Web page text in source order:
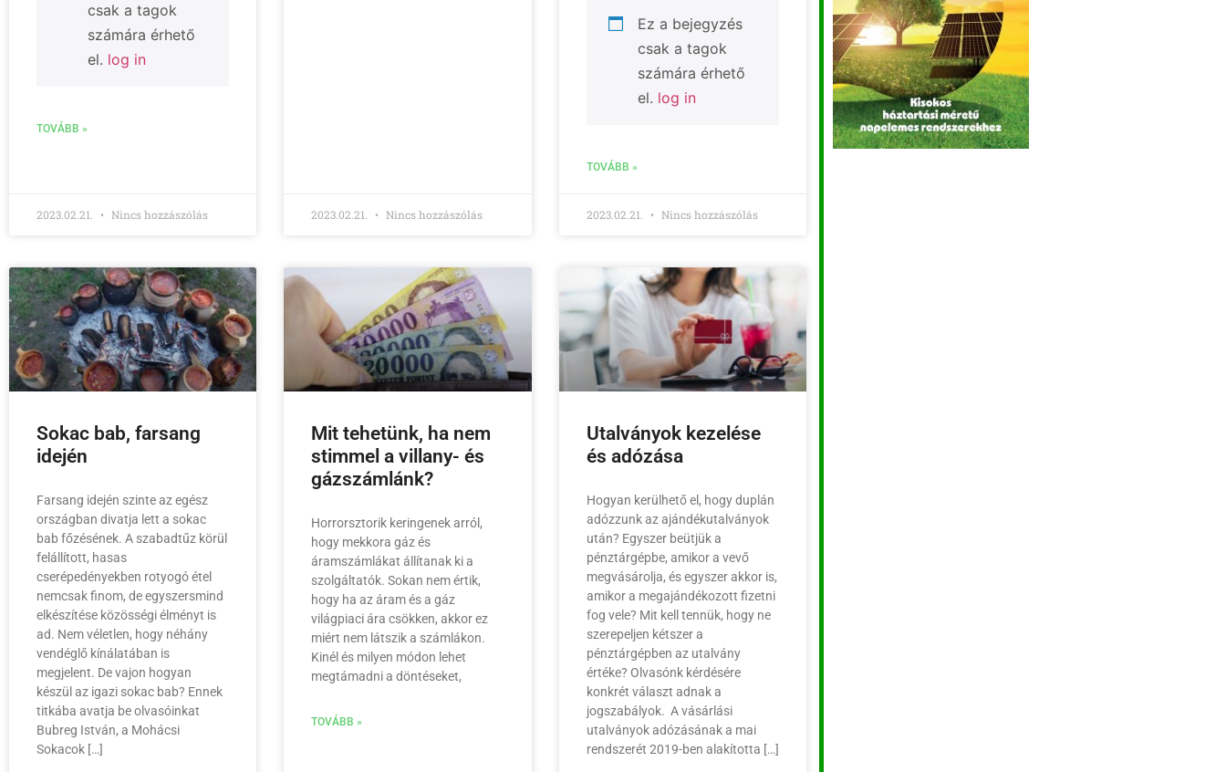
csak a tagok
számára érhető
el. log in
TOVÁBB »
2023.02.21. Nincs hozzászólás 2023.02.21. Nincs hozzászólás
Ez a bejegyzés
csak a tagok
számára érhető
el. log in
TOVÁBB »
2023.02.21. Nincs hozzászólás
Sokac bab, farsang
idején
Farsang idején szinte az egész
országban divatja lett a sokac
bab főzésének. A szabadtűz körül
felállított, hasas
cserépedényekben rotyogó étel
nemcsak finom, de egyszersmind
elkészítése közösségi élményt is
ad. Nem véletlen, hogy néhány
vendéglő kínálatában is
megjelent. De vajon hogyan
készül az igazi sokac bab? Ennek
titkába avatja be olvasóinkat
Bubreg István, a Mohácsi
Sokacok […]
Mit tehetünk, ha nem
stimmel a villany- és
gázszámlánk?
Horrorsztorik keringenek arról,
hogy mekkora gáz és
áramszámlákat állítanak ki a
szolgáltatók. Sokan nem értik,
hogy ha az áram és a gáz
világpiaci ára csökken, akkor ez
miért nem látszik a számlákon.
Kinél és milyen módon lehet
megtámadni a döntéseket,
TOVÁBB »
Utalványok kezelése
és adózása
Hogyan kerülhető el, hogy duplán
adózzunk az ajándékutalványok
után? Egyszer beütjük a
pénztárgépbe, amikor a vevő
megvásárolja, és egyszer akkor is,
amikor a megajándékozott fizetni
fog vele? Mit kell tennük, hogy ne
szerepeljen kétszer a
pénztárgépben az utalvány
értéke? Olvasónk kérdésére
konkrét választ adnak a
jogszabályok. A vásárlási
utalványok adózásának a mai
rendszerét 2019-ben alakította […]